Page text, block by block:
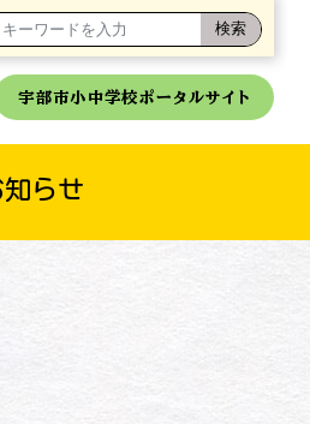
宇部市小中学校ポータルサイト
知らせ